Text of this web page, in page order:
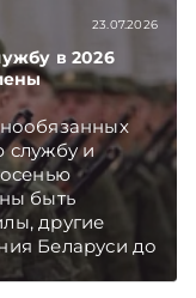
23.07.2026
в 2026
службу и
быть
другие
Беларуси до
Указа